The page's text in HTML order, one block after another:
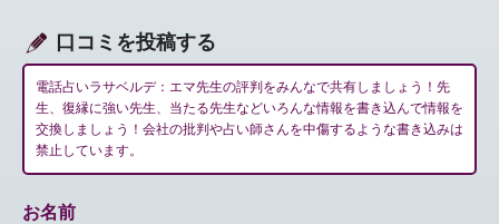
ン
口コミを投稿する
電話占いラサベルデ：エマ先生の評判をみんなで共有しましょう！先
生、復縁に強い先生、当たる先生などいろんな情報を書き込んで情報を
交換しましょう！会社の批判や占い師さんを中傷するような書き込みは
禁止しています。
お名前